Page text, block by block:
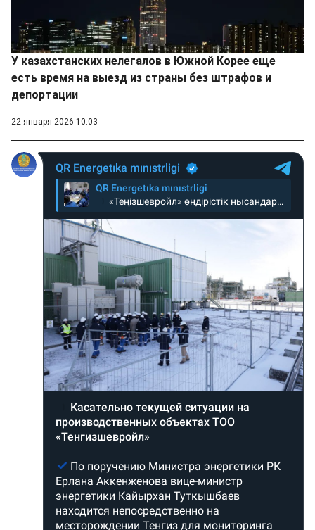
У казахстанских нелегалов в Южной Корее еще
есть время на выезд из страны без штрафов и
депортации
22 января 2026 10:03